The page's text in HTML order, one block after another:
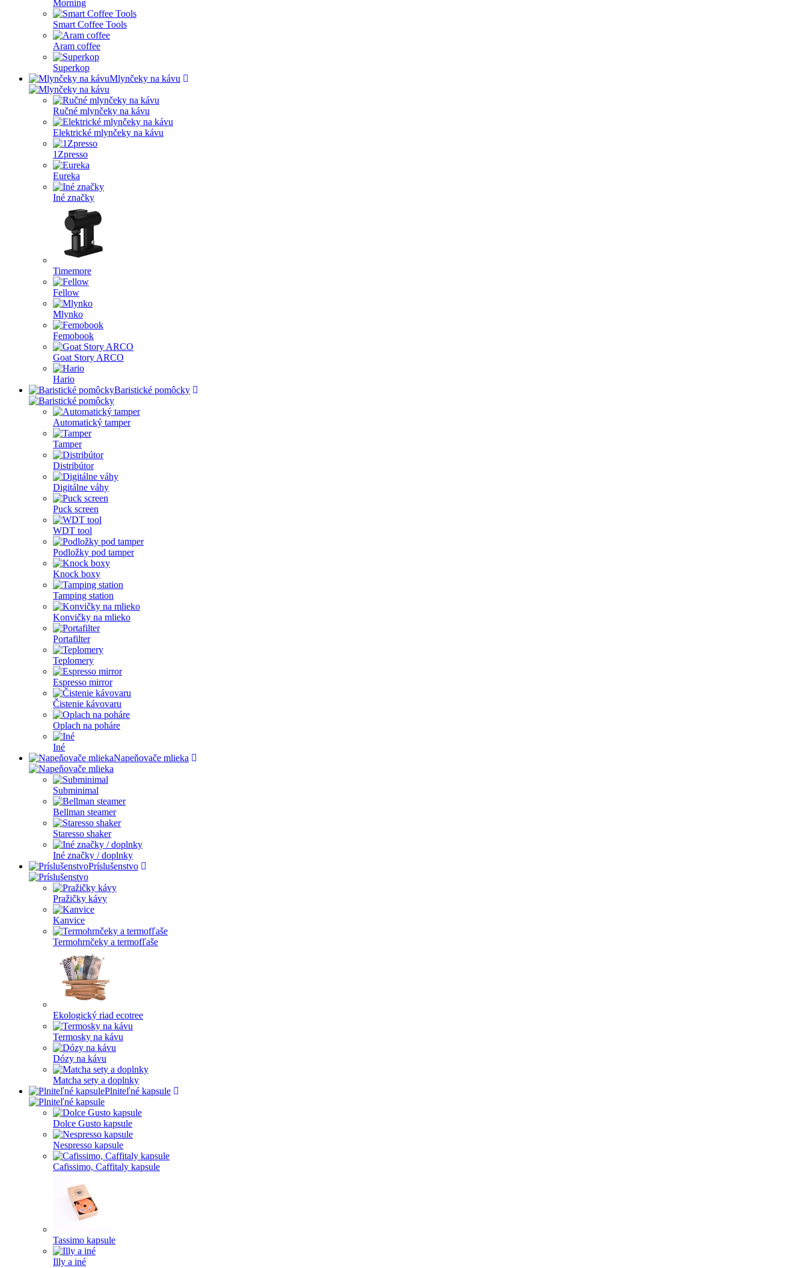
Morning
Smart Coffee Tools
Aram coffee
Superkop
Mlynčeky na kávu
Ručné mlynčeky na kávu
Elektrické mlynčeky na kávu
1Zpresso
Eureka
Iné značky
Timemore
Fellow
Mlynko
Femobook
Goat Story ARCO
Hario
Baristické pomôcky
Automatický tamper
Tamper
Distribútor
Digitálne váhy
Puck screen
WDT tool
Podložky pod tamper
Knock boxy
Tamping station
Konvičky na mlieko
Portafilter
Teplomery
Espresso mirror
Čistenie kávovaru
Oplach na poháre
Iné
Napeňovače mlieka
Subminimal
Bellman steamer
Staresso shaker
Iné značky / doplnky
Príslušenstvo
Pražičky kávy
Kanvice
Termohrnčeky a termofľaše
Ekologický riad ecotree
Termosky na kávu
Dózy na kávu
Matcha sety a doplnky
Plniteľné kapsule
Dolce Gusto kapsule
Nespresso kapsule
Cafissimo, Caffitaly kapsule
Tassimo kapsule
Illy a iné